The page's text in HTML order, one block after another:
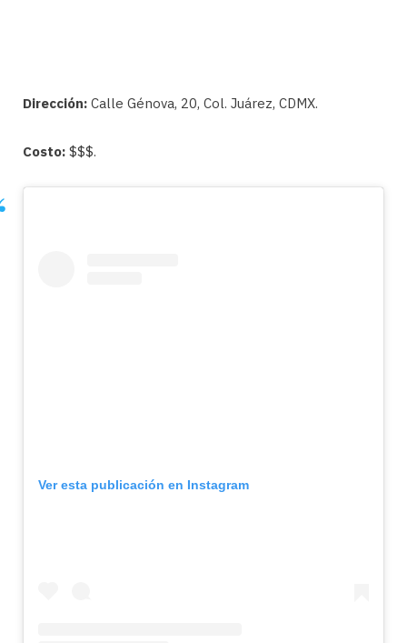
Dirección: Calle Génova, 20, Col. Juárez, CDMX.
Costo: $$$.
Ver esta publicación en Instagram